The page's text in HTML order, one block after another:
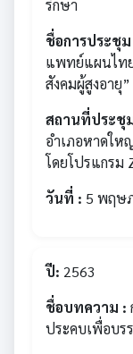
รักษา
ชื่อการประชุ
แพทย์แผนไท
สังคมผู้สูงอายุ”
สถานที่ประชุ
อำเภอหาดให
โดยโปรแกรม
วันที่ : 5 พฤษ
ปี: 2563
ชื่อบทความ :
ประคบเพื่อบร